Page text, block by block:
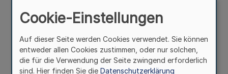
Verwaltungsvorschrift
Cookie-Einstellungen
Auf dieser Seite werden Cookies verwendet. Sie können
entweder allen Cookies zustimmen, oder nur solchen,
die für die Verwendung der Seite zwingend erforderlich
sind. Hier finden Sie die Datenschutzerklärung